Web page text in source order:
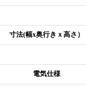
寸法(幅x奥行きｘ高さ）
電気仕様